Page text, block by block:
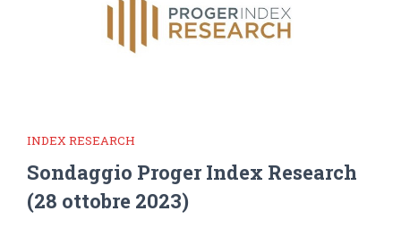
INDEX RESEARCH
Sondaggio Proger Index Research
(28 ottobre 2023)